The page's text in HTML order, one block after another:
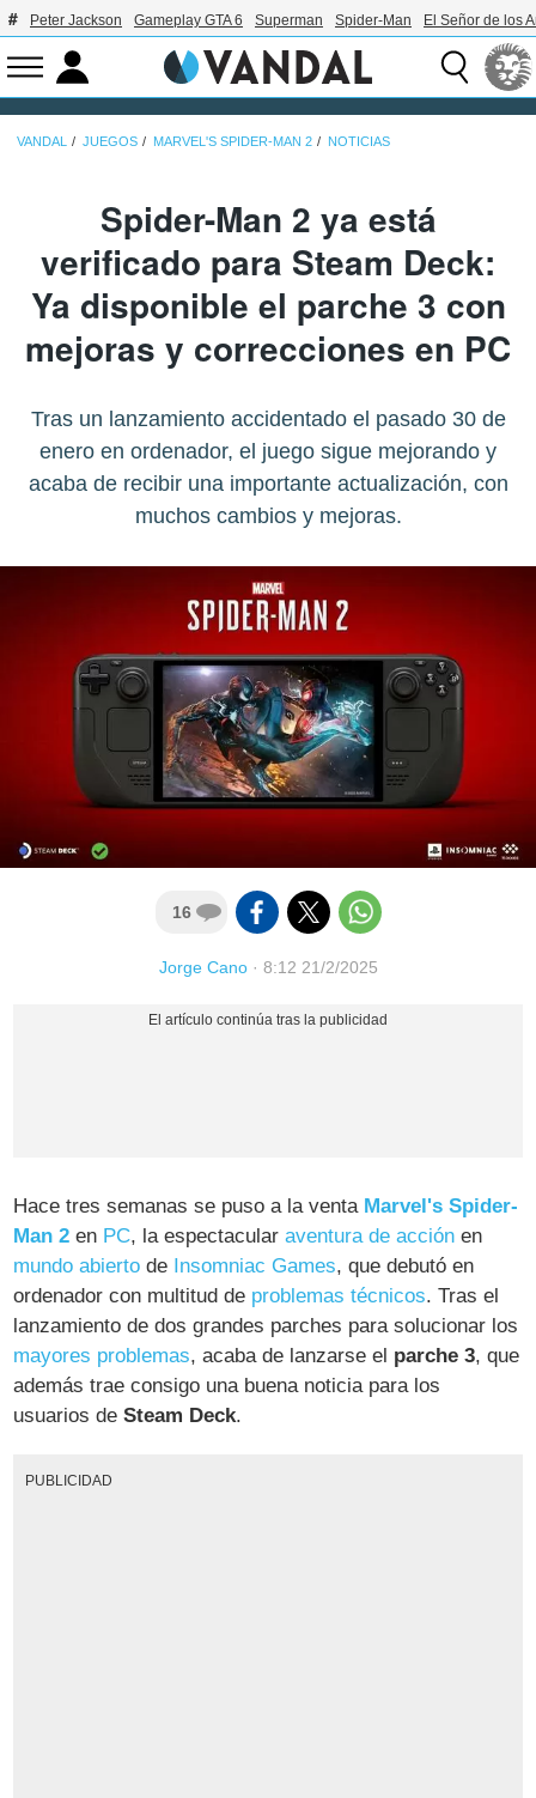
Peter Jackson Gameplay GTA 6 Superman Spider-Man El Señor de los
VANDAL JUEGOS MARVEL'S SPIDER-MAN 2 NOTICIAS
Spider-Man 2 ya está
verificado para Steam Deck:
Ya disponible el parche 3 con
mejoras y correcciones en PC
Tras un lanzamiento accidentado el pasado 30 de
enero en ordenador, el juego sigue mejorando y
acaba de recibir una importante actualización, con
muchos cambios y mejoras.
16
Jorge Cano· 8:12 21/2/2025
Hace tres semanas se puso a la venta Marvel's Spider-
Man 2 en PC, la espectacularaventura de acción en
mundo abierto de Insomniac Games, que debutó en
ordenador con multitud de problemas técnicos. Tras el
lanzamiento de dos grandes parches para solucionar los
mayores problemas, acaba de lanzarse el parche 3, que
además trae consigo una buena noticia para los
usuarios deSteam Deck.
PUBLICIDAD